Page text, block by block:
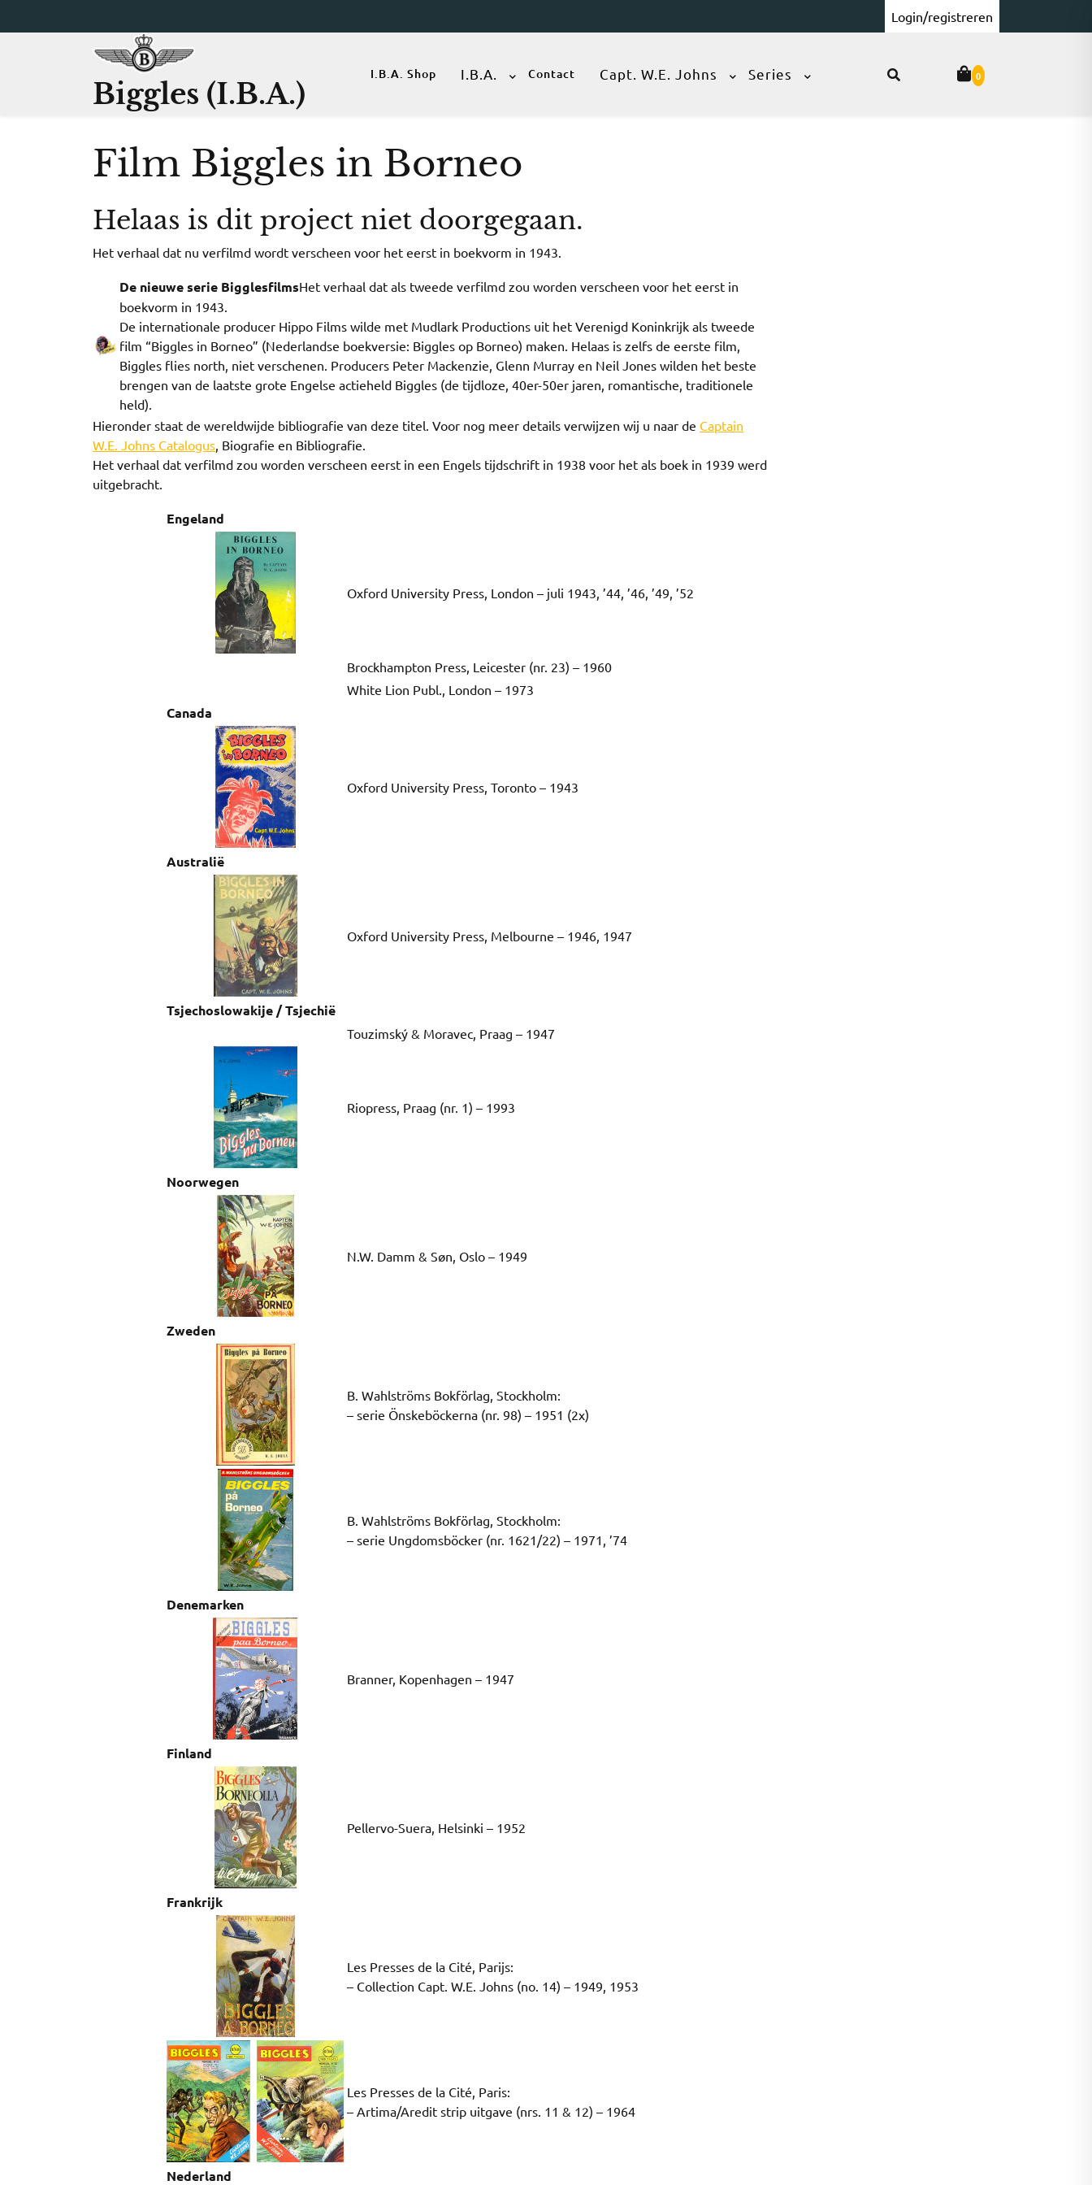
naar
Login/registreren
Biggles (I.B.A.)
I.B.A. Shop I.B.A. Contact Capt. W.E. Johns Series 0
Film Biggles in Borneo
Helaas is dit project niet doorgegaan.
Het verhaal dat nu verfilmd wordt verscheen voor het eerst in boekvorm in 1943.
De nieuwe serie BigglesfilmsHet verhaal dat als tweede verfilmd zou worden verscheen voor het eerst in
boekvorm in 1943.
De internationale producer Hippo Films wilde met Mudlark Productions uit het Verenigd Koninkrijk als tweede
film “Biggles in Borneo” (Nederlandse boekversie: Biggles op Borneo) maken. Helaas is zelfs de eerste film,
Biggles flies north, niet verschenen. Producers Peter Mackenzie, Glenn Murray en Neil Jones wilden het beste
brengen van de laatste grote Engelse actieheld Biggles (de tijdloze, 40er-50er jaren, romantische, traditionele
held).
Hieronder staat de wereldwijde bibliografie van deze titel. Voor nog meer details verwijzen wij u naar de Captain
W.E. Johns Catalogus, Biografie en Bibliografie.
Het verhaal dat verfilmd zou worden verscheen eerst in een Engels tijdschrift in 1938 voor het als boek in 1939 werd
uitgebracht.
Engeland
Oxford University Press, London – juli 1943, ’44, ’46, ’49, ’52
Brockhampton Press, Leicester (nr. 23) – 1960
White Lion Publ., London – 1973
Canada
Oxford University Press, Toronto – 1943
Australië
Oxford University Press, Melbourne – 1946, 1947
Tsjechoslowakije / Tsjechië
Touzimský & Moravec, Praag – 1947
Riopress, Praag (nr. 1) – 1993
Noorwegen
N.W. Damm & Søn, Oslo – 1949
Zweden
B. Wahlströms Bokförlag, Stockholm:
– serie Önskeböckerna (nr. 98) – 1951 (2x)
B. Wahlströms Bokförlag, Stockholm:
– serie Ungdomsböcker (nr. 1621/22) – 1971, ’74
Denemarken
Branner, Kopenhagen – 1947
Finland
Pellervo-Suera, Helsinki – 1952
Frankrijk
Les Presses de la Cité, Parijs:
– Collection Capt. W.E. Johns (no. 14) – 1949, 1953
Les Presses de la Cité, Paris:
– Artima/Aredit strip uitgave (nrs. 11 & 12) – 1964
Nederland